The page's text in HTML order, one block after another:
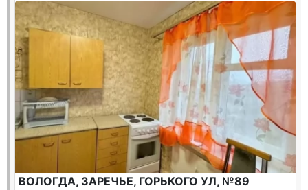
ВОЛОГДА, ЗАРЕЧЬЕ, ГОРЬКОГО УЛ, №89